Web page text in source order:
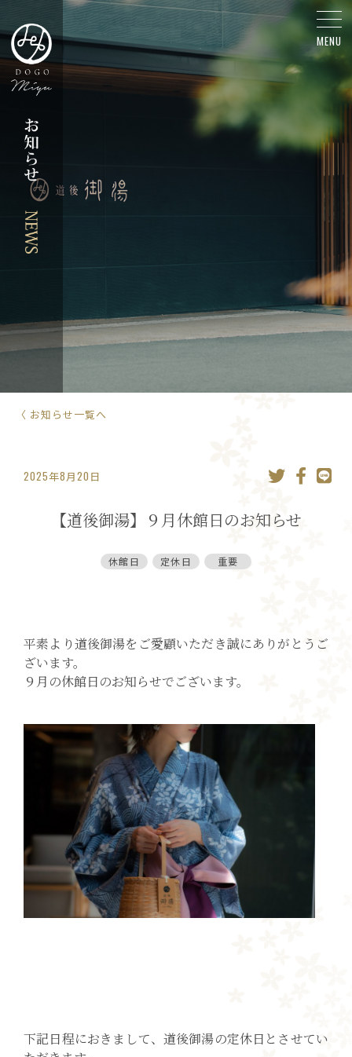
〈 お知らせ一覧へ
2025年8月20日
【道後御湯】９月休館日のお知らせ
休館日 定休日 重要
平素より道後御湯をご愛顧いただき誠にありがとうご
ざいます。
９月の休館日のお知らせでございます。
下記日程におきまして、道後御湯の定休日とさせてい